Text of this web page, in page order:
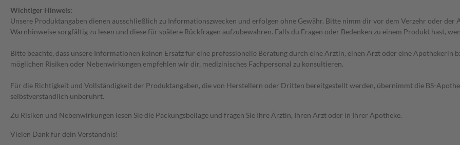
Wichtiger Hinweis:
Unsere Produktangaben dienen ausschließlich zu Informationszwecken und erfolgen ohne Gewähr. Bitte nimm dir vor dem Verzehr oder
Warnhinweise sorgfältig zu lesen und diese für spätere Rückfragen aufzubewahren. Falls du Fragen oder Bedenken zu einem Produkt hast,
Bitte beachte, dass unsere Informationen keinen Ersatz für eine professionelle Beratung durch eine Ärztin, einen Arzt oder eine Apothekerin
möglichen Risiken oder Nebenwirkungen empfehlen wir dir, medizinisches Fachpersonal zu konsultieren.
Für die Richtigkeit und Vollständigkeit der Produktangaben, die von Herstellern oder Dritten bereitgestellt werden, übernimmt die BS-
selbstverständlich unberührt.
Zu Risiken und Nebenwirkungen lesen Sie die Packungsbeilage und fragen Sie Ihre Ärztin, Ihren Arzt oder in Ihrer Apotheke.
Vielen Dank für dein Verständnis!